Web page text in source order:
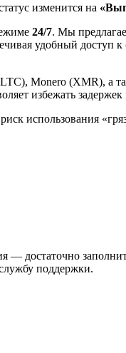
изменится на
24/7. Мы
удобный доступ
Monero (XMR), а
избежать
использования
достаточно
поддержки.